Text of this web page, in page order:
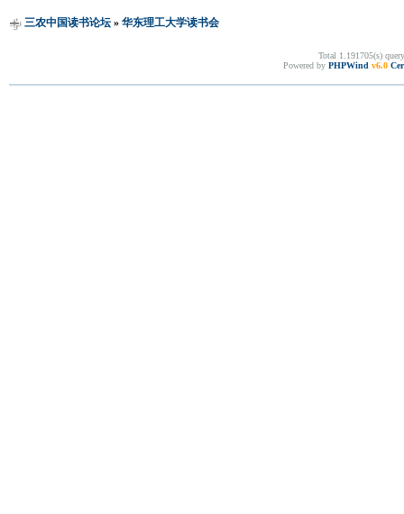
三农中国读书论坛» 华东理工大学读书会
Total 1.191705(s)
Powered by PHPWind v6.0